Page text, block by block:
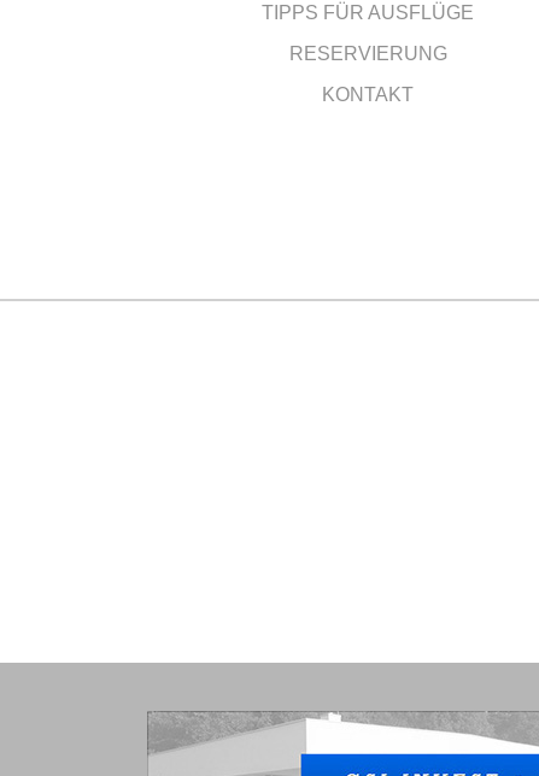
TIPPS FÜR AUSFLÜGE
RESERVIERUNG
KONTAKT